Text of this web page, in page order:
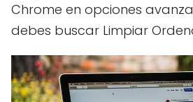
Chrome en opciones
debes buscar Limpiar